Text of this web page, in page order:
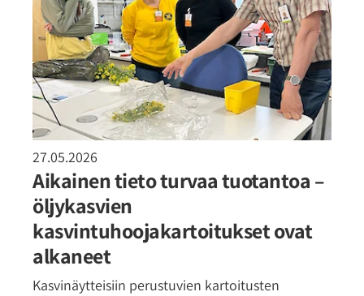
27.05.2026
Aikainen tieto turvaa tuotantoa –
öljykasvien
kasvintuhoojakartoitukset ovat
alkaneet
Kasvinäytteisiin perustuvien kartoitusten